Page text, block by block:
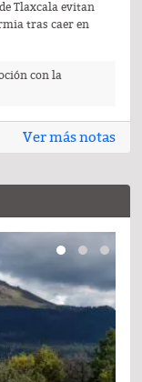
Tlaxcala evitan
tras caer en
con la
Ver más notas